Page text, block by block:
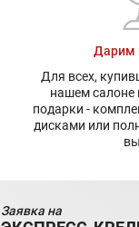
Дарим
Для всех,
нашем салоне
подарки -
дисками или
Заявка на